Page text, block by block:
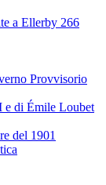
a Ellerby 266
Provvisorio
e di Émile Loubet
del 1901